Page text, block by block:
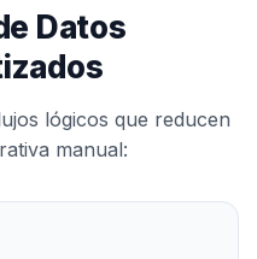
Datos
lógicos que reducen
manual: